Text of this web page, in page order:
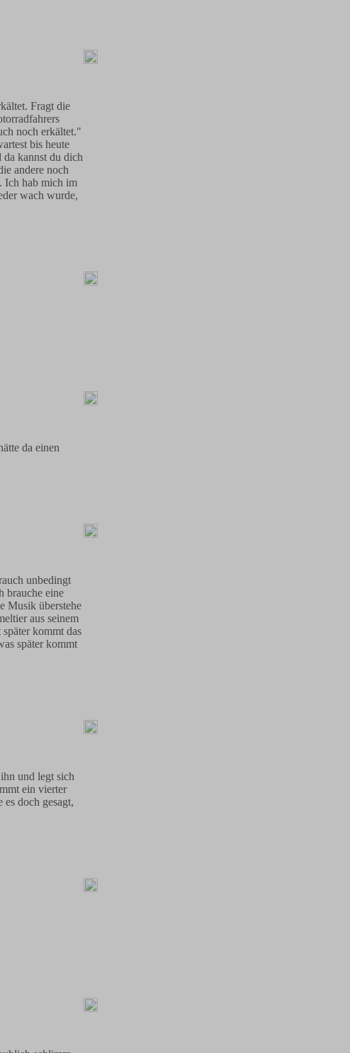
Fragt die
noch erkältet."
bis heute
kannst du dich
andere noch
Ich hab mich im
wach wurde,
da einen
unbedingt
brauche eine
Musik überstehe
aus seinem
kommt das
später kommt
und legt sich
ein vierter
doch gesagt,